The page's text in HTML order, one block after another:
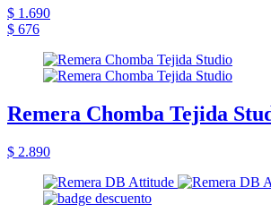
$ 1.690
$ 676
Remera Chomba Tejida
$ 2.890